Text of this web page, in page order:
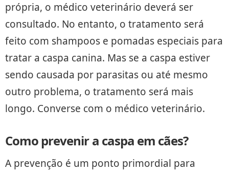
própria, o médico veterinário deverá ser
consultado. No entanto, o tratamento será
feito com shampoos e pomadas especiais para
tratar a caspa canina. Mas se a caspa estiver
sendo causada por parasitas ou até mesmo
outro problema, o tratamento será mais
longo. Converse com o médico veterinário.
Como prevenir a caspa em cães?
A prevenção é um ponto primordial para